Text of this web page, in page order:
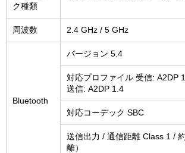
ク種類
周波数 2.4 GHz / 5 GHz
Bluetooth
バージョン 5.4
対応プロファイル 受信: A2DP
送信: A2DP 1.4
対応コーデック SBC
送信出力 / 通信距離 Class 1 /
離）